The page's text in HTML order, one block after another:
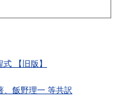
【旧版】
、飯野理一 等共訳